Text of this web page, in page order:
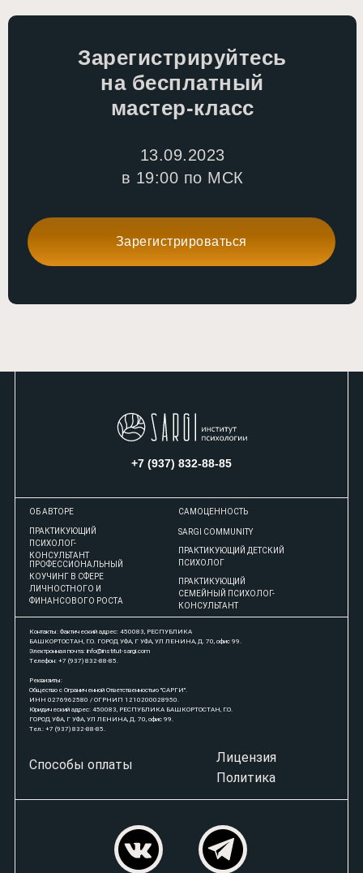
Зарегистрируйтесь
на бесплатный
мастер-класс
Зарегистрироваться
13.09.2023
в 19:00 по МСК
ОБ АВТОРЕ
ПРАКТИКУЮЩИЙ ДЕТСКИЙ
ПСИХОЛОГ
ПРАКТИКУЮЩИЙ
ПСИХОЛОГ-
КОНСУЛЬТАНТ
SARGI COMMUNITY
САМОЦЕННОСТЬ
ПРОФЕССИОНАЛЬНЫЙ
КОУЧИНГ В СФЕРЕ
ЛИЧНОСТНОГО И
ФИНАНСОВОГО РОСТА
+7 (937) 832-88-85
ПРАКТИКУЮЩИЙ
СЕМЕЙНЫЙ ПСИХОЛОГ-
КОНСУЛЬТАНТ
Контакты: Фактический адрес: 450083, РЕСПУБЛИКА
БАШКОРТОСТАН, Г.О. ГОРОД УФА, Г УФА, УЛ ЛЕНИНА, Д. 70, офис 99.
Электронная почта: info@institut-sargi.com
Телефон: +7 (937) 832-88-85.
Реквизиты:
Общество с Ограниченной Ответственностью "САРГИ".
ИНН 0276962580 / ОГРНИП 1210200028950.
Юридический адрес: 450083, РЕСПУБЛИКА БАШКОРТОСТАН, Г.О.
ГОРОД УФА, Г УФА, УЛ ЛЕНИНА, Д. 70, офис 99.
Тел.: +7 (937) 832-88-85.
Способы оплаты
Лицензия
Политика